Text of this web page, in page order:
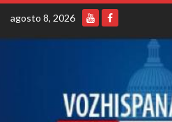
Skip
content
agosto 8, 2026